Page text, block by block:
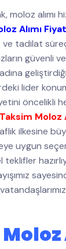
moloz alımı
Alımı
tadilat
güvenli
lider
öncelikli
Taksim Moloz
ilkesine
uygun
teklifler